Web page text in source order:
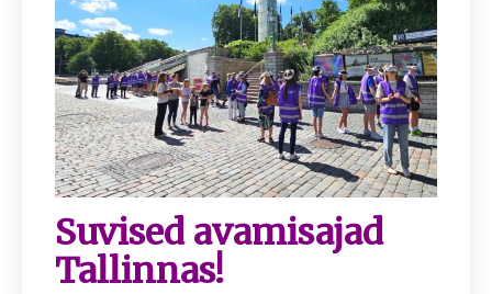
Suvised avamisajad
Tallinnas!